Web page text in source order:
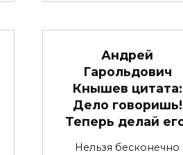
Андрей
Гарольдович
Кнышев цитата:
Дело говоришь!
Теперь делай
Нельзя бесконечно